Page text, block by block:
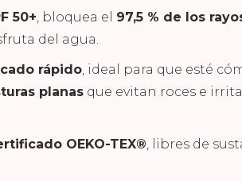
50+ , bloquea el 97,5 % de los
del agua.
rápido, ideal para que esté
planasque evitan roces e
OEKO-TEX® , libres de